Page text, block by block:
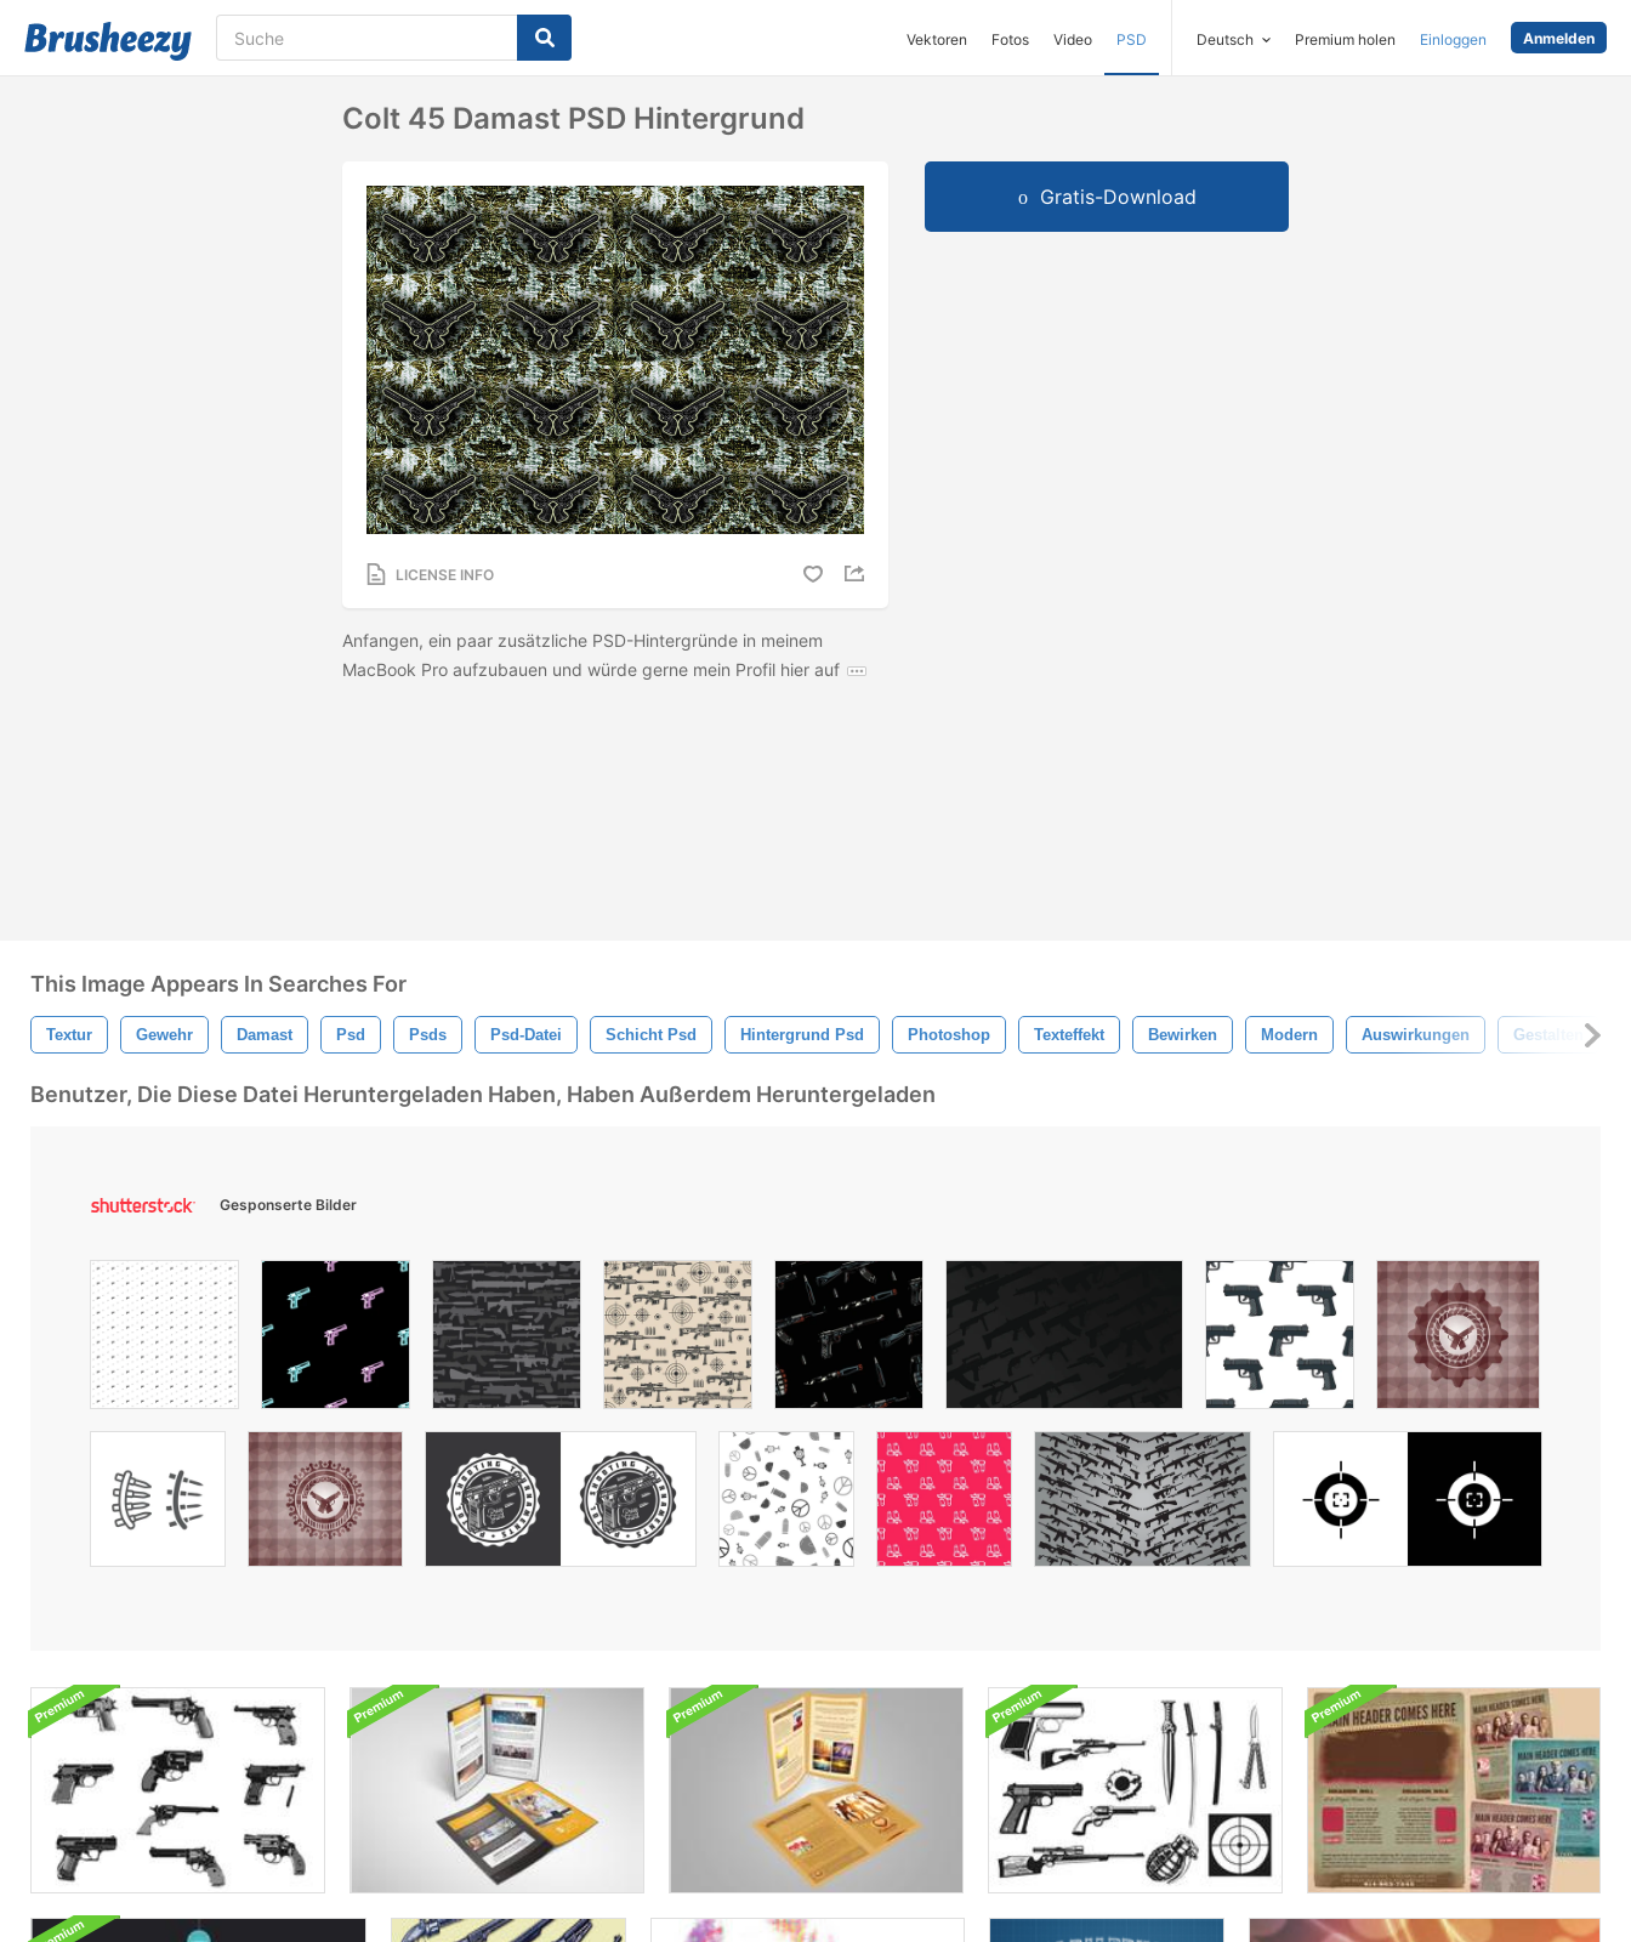
Vektoren Fotos Video PSD Deutsch Premium holen Einloggen Anmelden
Colt 45 Damast PSD Hintergrund
LICENSE INFO
Anfangen, ein paar zusätzliche PSD-Hintergründe in meinem
MacBook Pro aufzubauen und würde gerne mein Profil hier auf
Gratis-Download
This Image Appears In Searches For
Textur Gewehr Damast Psd Psds Psd-Datei Schicht Psd Hintergrund Psd Photoshop Texteffekt Bewirken Modern Auswirkungen Gestalten
Benutzer, Die Diese Datei Heruntergeladen Haben, Haben Außerdem Heruntergeladen
Gesponserte Bilder